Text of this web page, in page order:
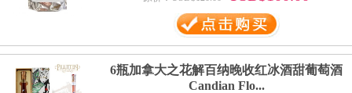
6瓶加拿大之花解百纳晚收红冰酒甜葡萄酒
Candian Flo...